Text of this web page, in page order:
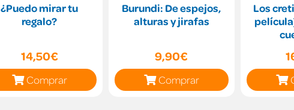
¿Puedo mirar tu
regalo?
14,50€
Comprar
Burundi: De espejos,
alturas y jirafas
9,90€
Comprar
Los